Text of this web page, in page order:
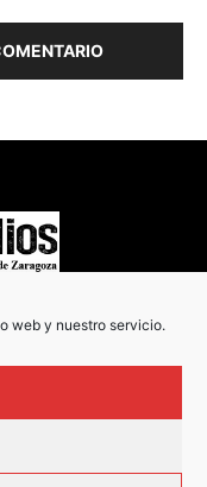
web y nuestro servicio.